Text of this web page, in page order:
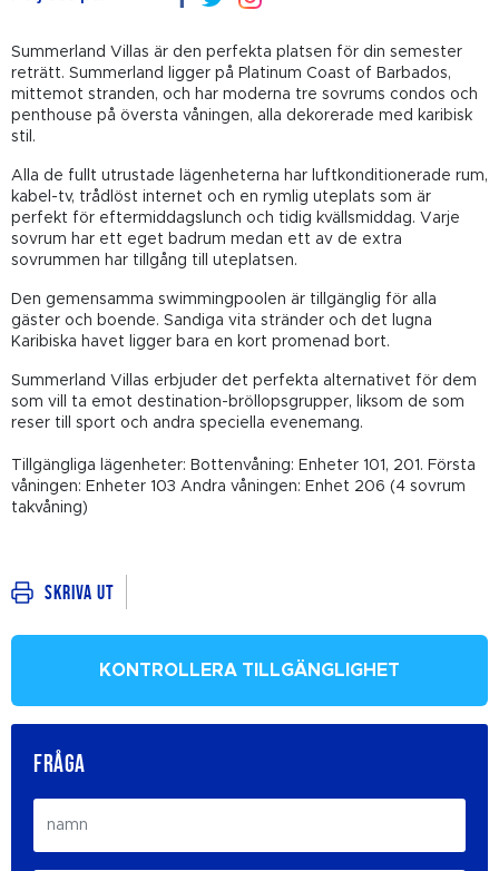
Summerland Villas är den perfekta platsen för din semester
reträtt. Summerland ligger på Platinum Coast of Barbados,
mittemot stranden, och har moderna tre sovrums condos och
penthouse på översta våningen, alla dekorerade med karibisk
stil.
Alla de fullt utrustade lägenheterna har luftkonditionerade rum,
kabel-tv, trådlöst internet och en rymlig uteplats som är
perfekt för eftermiddagslunch och tidig kvällsmiddag. Varje
sovrum har ett eget badrum medan ett av de extra
sovrummen har tillgång till uteplatsen.
Den gemensamma swimmingpoolen är tillgänglig för alla
gäster och boende. Sandiga vita stränder och det lugna
Karibiska havet ligger bara en kort promenad bort.
Summerland Villas erbjuder det perfekta alternativet för dem
som vill ta emot destination-bröllopsgrupper, liksom de som
reser till sport och andra speciella evenemang.
Tillgängliga lägenheter: Bottenvåning: Enheter 101, 201. Första
våningen: Enheter 103 Andra våningen: Enhet 206 (4 sovrum
takvåning)
Skriva ut
KONTROLLERA TILLGÄNGLIGHET
FRÅGA